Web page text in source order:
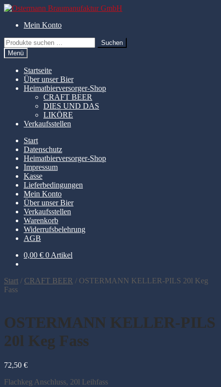
Zur
springen
Zum
springenMein Konto
Suchen
nach:
Suchen
Menü
Startseite
Über unser Bier
Heimatbierversorger-Shop
CRAFT BEER
DIES UND DAS
LIKÖRE
Verkaufsstellen
Start
Datenschutz
Heimatbierversorger-Shop
Impressum
Kasse
Lieferbedingungen
Mein Konto
Über unser Bier
Verkaufsstellen
Warenkorb
Widerrufsbelehrung
AGB
0,00 € 0 Artikel
Start / CRAFT BEER / OSTERMANN KELLER-PILS 20l Keg
Fass
OSTERMANN KELLER-PILS
20l Keg Fass
72,50 €
Flachkeg Anschluss, 20l Leihfass